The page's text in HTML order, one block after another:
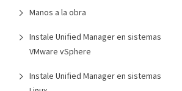
Manos a la obra
Instale Unified Manager en sistemas
VMware vSphere
Instale Unified Manager en sistemas